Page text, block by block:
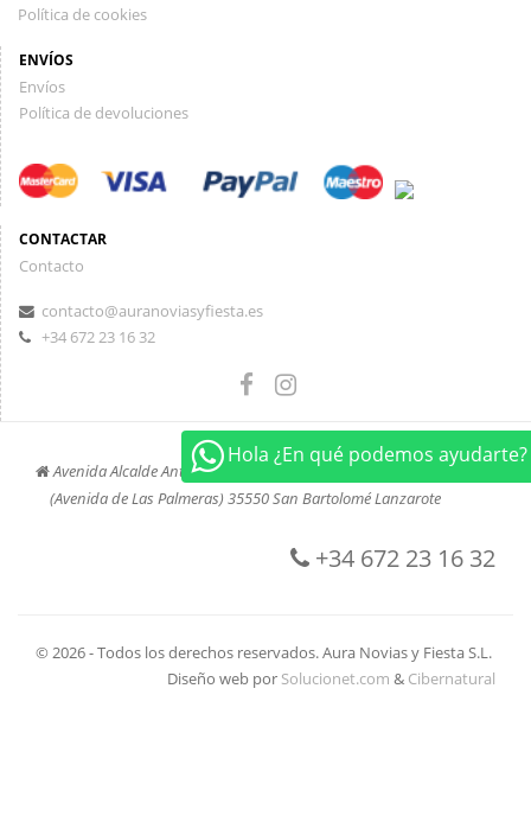
Hola ¿En qué podemos ayudarte?
Política de cookies
ENVÍOS
Envíos
Política de devoluciones
CONTACTAR
Contacto
contacto@auranoviasyfiesta.es
+34 672 23 16 32
Avenida Alcalde Antonio Cabrera Barrera, 45
(Avenida de Las Palmeras) 35550 San Bartolomé Lanzarote
+34 672 23 16 32
© 2026 - Todos los derechos reservados. Aura Novias y Fiesta S.L.
Diseño web por Solucionet.com & Cibernatural